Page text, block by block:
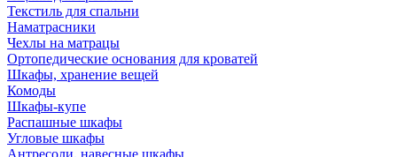
Текстиль для спальни
Наматрасники
Чехлы на матрацы
Ортопедические основания для кроватей
Шкафы, хранение вещей
Комоды
Шкафы-купе
Распашные шкафы
Угловые шкафы
Антресоли, навесные шкафы